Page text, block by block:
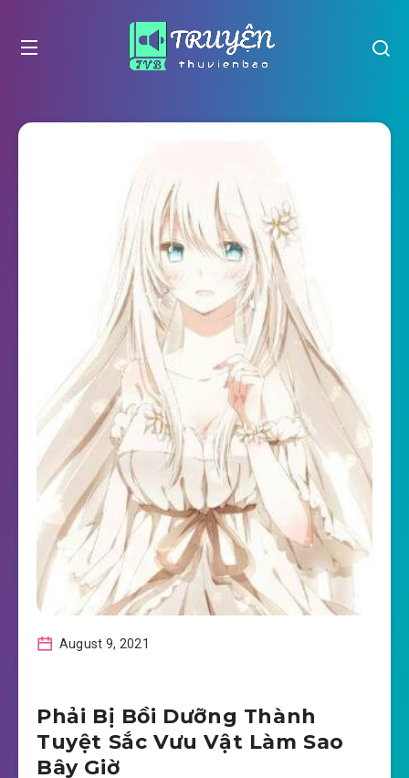
August 9, 2021
Phải Bị Bồi Dưỡng Thành
Tuyệt Sắc Vưu Vật Làm Sao
Bây Giờ